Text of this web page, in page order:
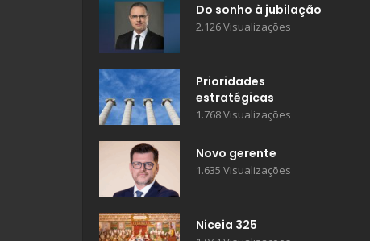
Do sonho à jubilação
2.126 Visualizações
Prioridades
estratégicas
1.768 Visualizações
Novo gerente
1.635 Visualizações
Niceia 325